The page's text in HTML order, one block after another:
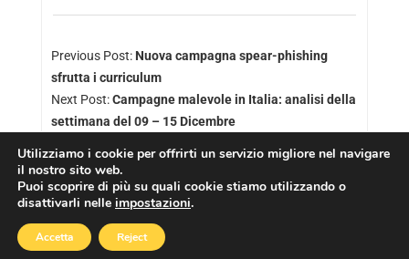
Previous Post: Nuova campagna spear-phishing
sfrutta i curriculum
Next Post:Campagne malevole in Italia: analisi della
settimana del 09 – 15 Dicembre
Copyright © 2026
Utilizziamo i cookie per offrirti un servizio migliore nel navigare
il nostro sito web.
Puoi scoprire di più su quali cookie stiamo utilizzando o
disattivarli nelle impostazioni.
Accetta Reject